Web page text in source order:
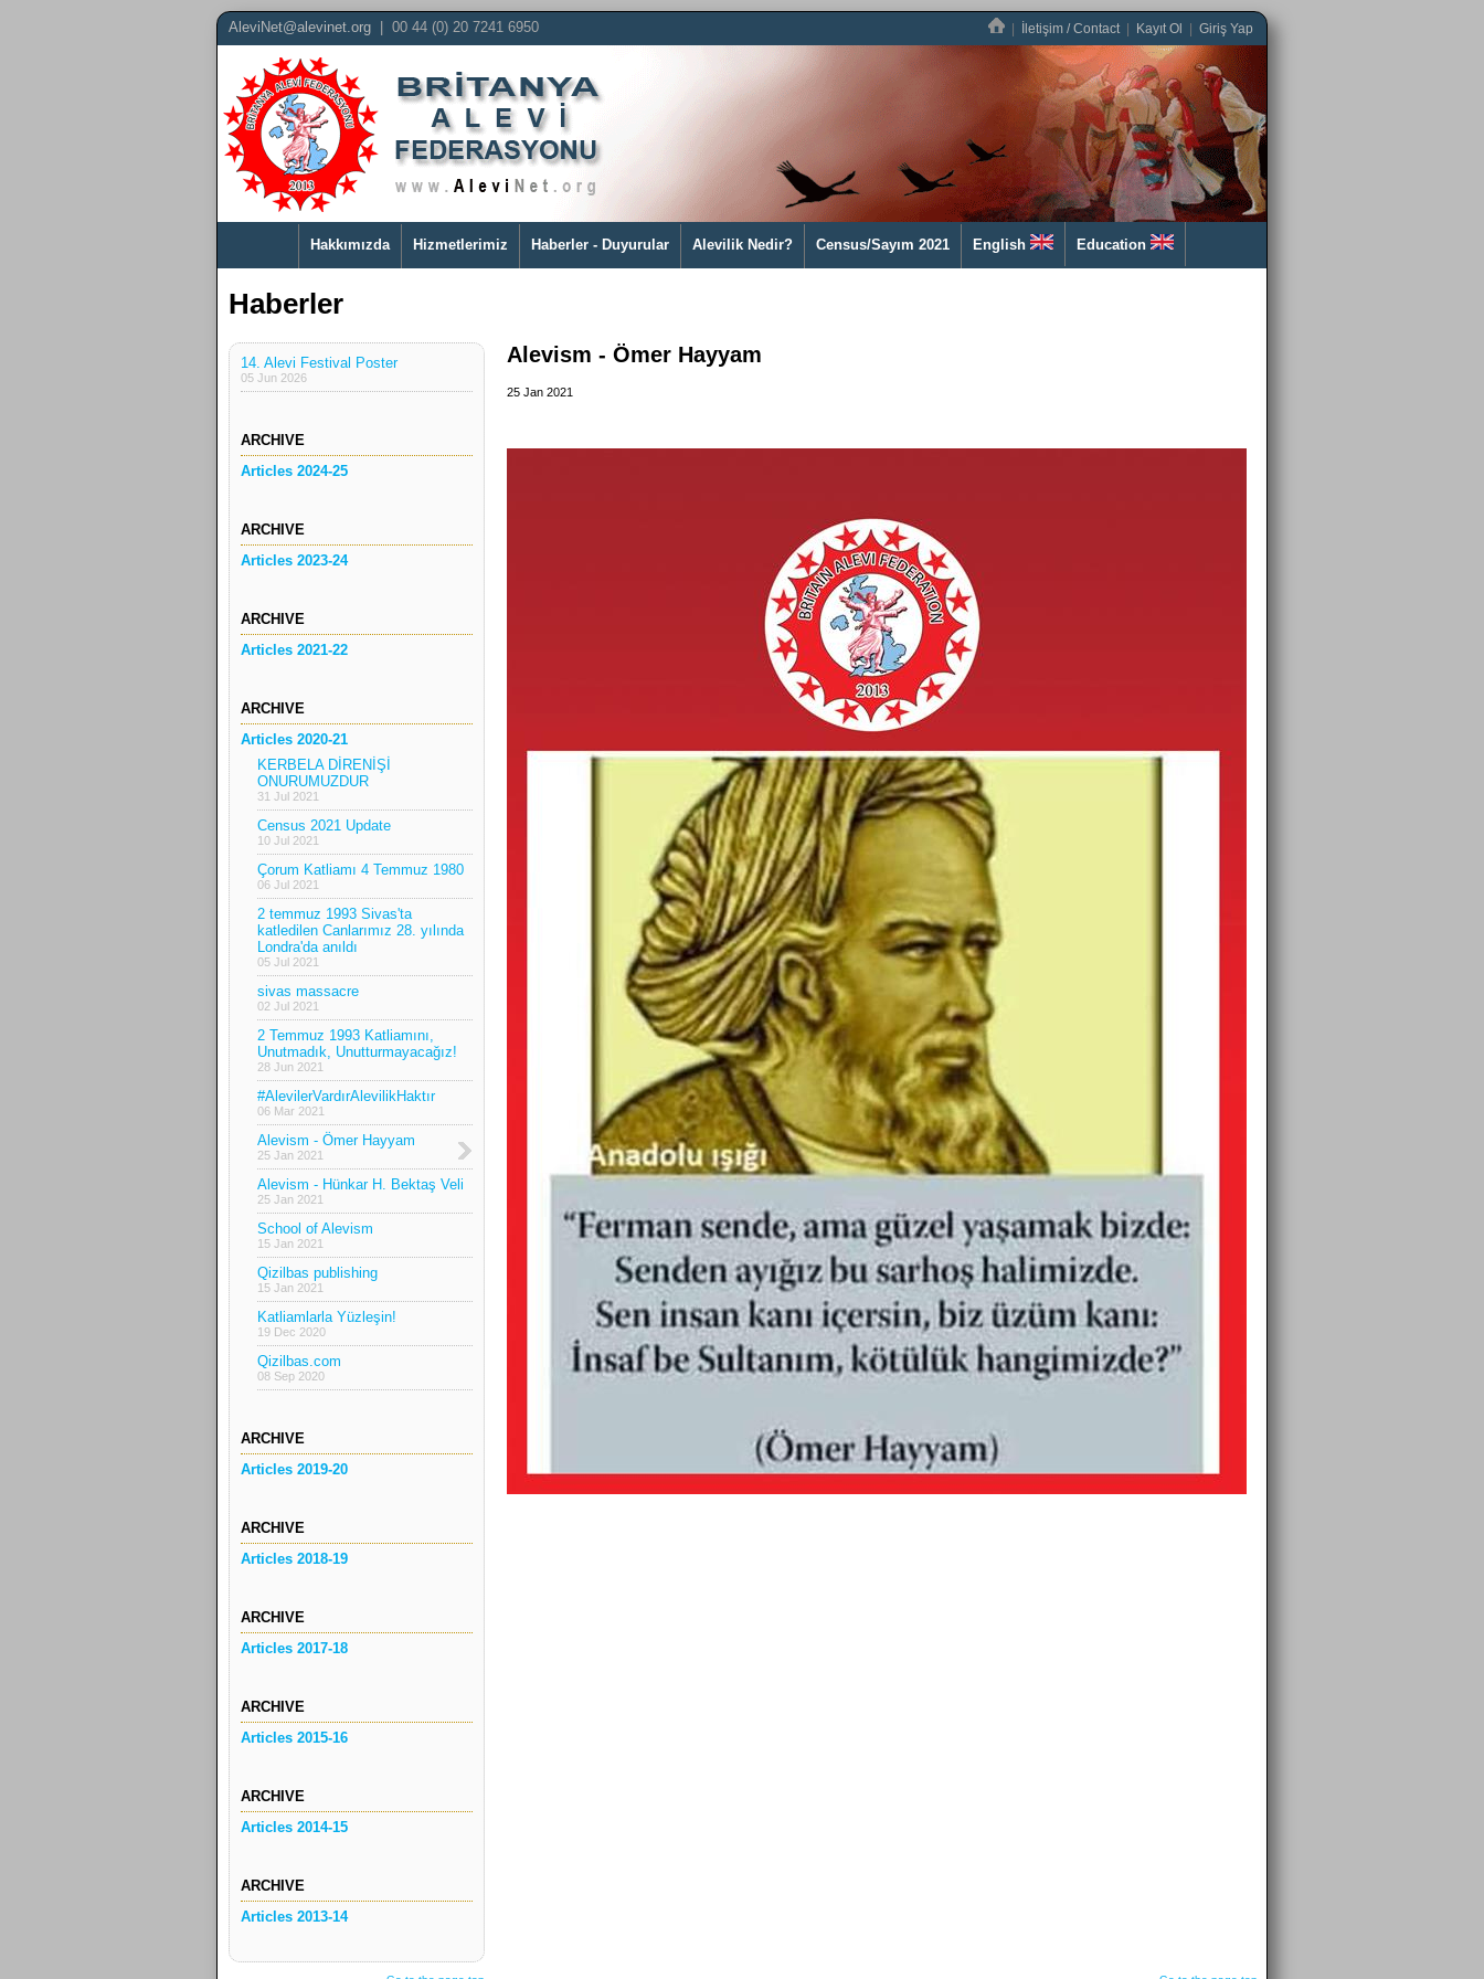
AleviNet@alevinet.org | 00 44 (0) 20 7241 6950 İletişim / Contact| Kayıt Ol Giriş Yap
Hakkımızda Hizmetlerimiz Haberler - Duyurular Alevilik Nedir? Census/Sayım 2021 English Education
Haberler
14. Alevi Festival Poster
05 Jun 2026
ARCHIVE
Articles 2024-25
ARCHIVE
Articles 2023-24
ARCHIVE
Articles 2021-22
ARCHIVE
Articles 2020-21
KERBELA DİRENİŞİ
ONURUMUZDUR
31 Jul 2021
Census 2021 Update
10 Jul 2021
Çorum Katliamı 4 Temmuz 1980
06 Jul 2021
2 temmuz 1993 Sivas'ta
katledilen Canlarımız 28. yılında
Londra'da anıldı
05 Jul 2021
sivas massacre
02 Jul 2021
2 Temmuz 1993 Katliamını,
Unutmadık, Unutturmayacağız!
28 Jun 2021
#AlevilerVardırAlevilikHaktır
06 Mar 2021
Alevism - Ömer Hayyam
25 Jan 2021
Alevism - Hünkar H. Bektaş Veli
25 Jan 2021
School of Alevism
15 Jan 2021
Qizilbas publishing
15 Jan 2021
Katliamlarla Yüzleşin!
19 Dec 2020
Qizilbas.com
08 Sep 2020
ARCHIVE
Articles 2019-20
ARCHIVE
Articles 2018-19
ARCHIVE
Articles 2017-18
ARCHIVE
Articles 2015-16
ARCHIVE
Articles 2014-15
ARCHIVE
Articles 2013-14
Alevism - Ömer Hayyam
25 Jan 2021